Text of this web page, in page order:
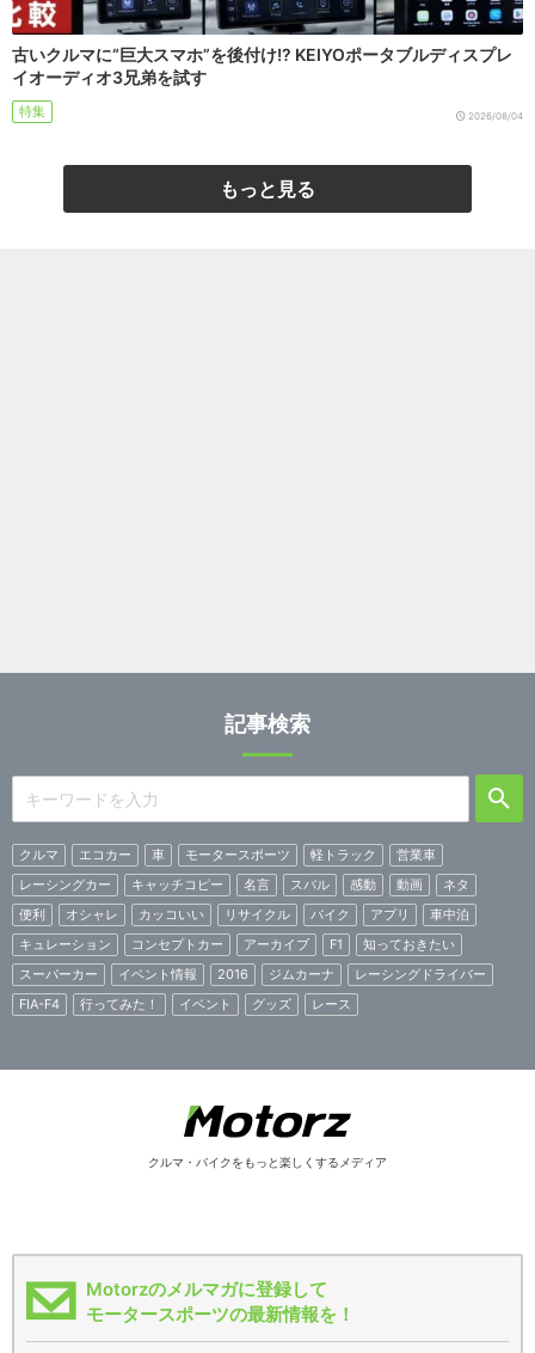
古いクルマに“巨大スマホ”を後付け!? KEIYOポータブルディスプレ
イオーディオ3兄弟を試す
特集 2026/08/04
もっと見る
記事検索
クルマ エコカー 車 モータースポーツ 軽トラック
営業車
レーシングカー
キャッチコピー 名言 スバル 感動 動画
ネタ
便利
オシャレ カッコいい リサイクル バイク アプリ
車中泊
キュレーション
コンセプトカー アーカイブ F1
知っておきたい
スーパーカー
イベント情報 2016 ジムカーナ
レーシングドライバー
FIA-F4
行ってみた！ イベント グッズ レース
クルマ・バイクをもっと楽しくするメディア
Motorzのメルマガに登録して
モータースポーツの最新情報を！